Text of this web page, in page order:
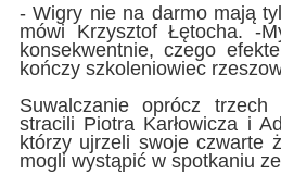
- Wigry nie na darmo mają
mówi Krzysztof Łętocha. -
konsekwentnie, czego
kończy szkoleniowiec
Suwalczanie oprócz trzech
stracili Piotra Karłowicza i
którzy ujrzeli swoje czwarte
mogli wystąpić w spotkaniu